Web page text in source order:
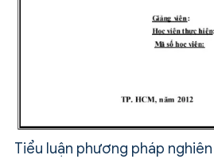
Tiểu luận phương pháp